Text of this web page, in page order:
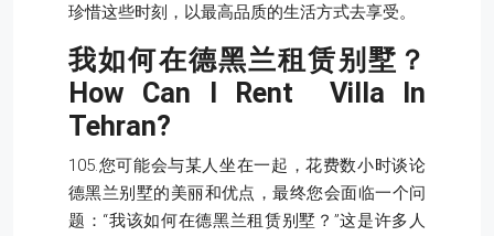
珍惜这些时刻，以最高品质的生活方式去享受。
我如何在德黑兰租赁别墅？
How Can I Rent Villa In
Tehran?
105.您可能会与某人坐在一起，花费数小时谈论
德黑兰别墅的美丽和优点，最终您会面临一个问
题：“我该如何在德黑兰租赁别墅？”这是许多人